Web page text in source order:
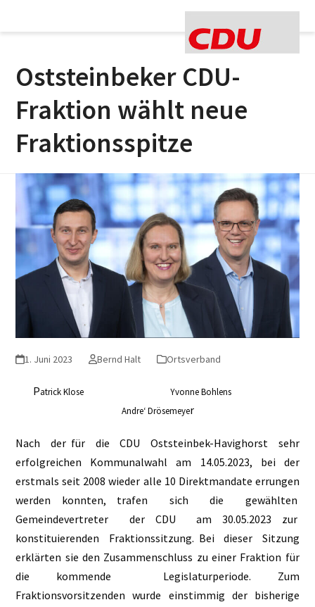
Oststeinbeker CDU-
Fraktion wählt neue
Fraktionsspitze
1. Juni 2023 Bernd Halt Ortsverband
Patrick Klose Yvonne Bohlens
Andre‘ Drösemeyer
Nach der für die CDU Oststeinbek-Havighorst sehr
erfolgreichen Kommunalwahl am 14.05.2023, bei der
erstmals seit 2008 wieder alle 10 Direktmandate errungen
werden konnten, trafen sich die gewählten
Gemeindevertreter der CDU am 30.05.2023 zur
konstituierenden Fraktionssitzung. Bei dieser Sitzung
erklärten sie den Zusammenschluss zu einer Fraktion für
die kommende Legislaturperiode. Zum
Fraktionsvorsitzenden wurde einstimmig der bisherige